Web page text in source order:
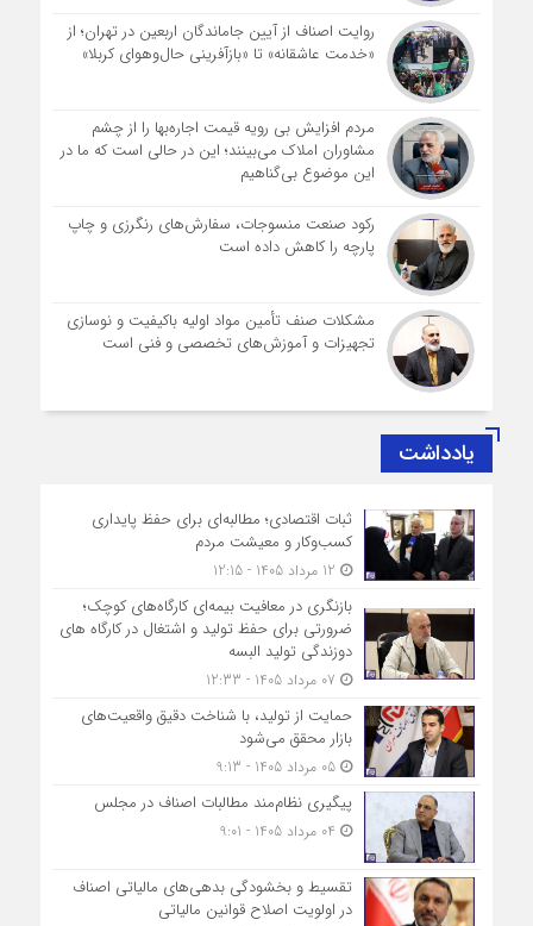
روایت اصناف از آیین جاماندگان اربعین در تهران؛ از
«خدمت عاشقانه» تا «بازآفرینی حال‌وهوای کربلا»
مردم افزایش بی رویه قیمت اجاره‌بها را از چشم
مشاوران املاک می‌بینند؛ این در حالی است که ما در
این موضوع بی‌گناهیم
رکود صنعت منسوجات، سفارش‌های رنگرزی و چاپ
پارچه را کاهش داده است
مشکلات صنف تأمین مواد اولیه باکیفیت و نوسازی
تجهیزات و آموزش‌های تخصصی و فنی است
یادداشت
ثبات اقتصادی؛ مطالبه‌ای برای حفظ پایداری
کسب‌وکار و معیشت مردم
بازنگری در معافیت بیمه‌ای کارگاه‌های کوچک؛
ضرورتی برای حفظ تولید و اشتغال در کارگاه های
دوزندگی تولید البسه
حمایت از تولید، با شناخت دقیق واقعیت‌های
بازار محقق می‌شود
05 مرداد 1405 - 9:13
پیگیری نظام‌مند مطالبات اصناف در مجلس
تقسیط و بخشودگی بدهی‌های مالیاتی اصناف
در اولویت اصلاح قوانین مالیاتی